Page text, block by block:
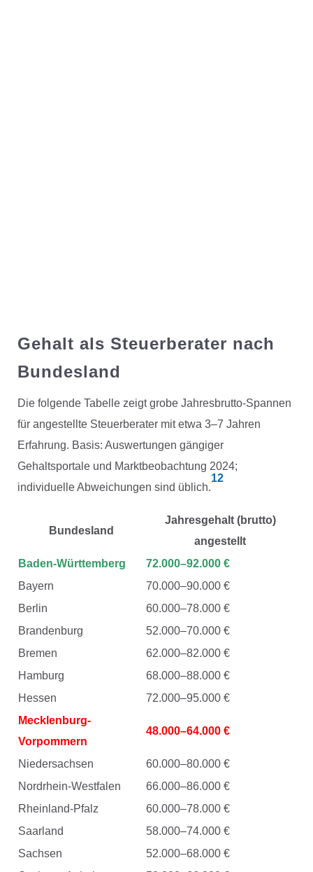
Gehalt als Steuerberater nach
Bundesland
Die folgende Tabelle zeigt grobe Jahresbrutto-Spannen
für angestellte Steuerberater mit etwa 3–7 Jahren
Erfahrung. Basis: Auswertungen gängiger
Gehaltsportale und Marktbeobachtung 2024;
individuelle Abweichungen sind üblich.
12
Bundesland
Jahresgehalt (brutto)
angestellt
Baden-Württemberg
72.000–92.000 €
Bayern
70.000–90.000 €
Berlin
60.000–78.000 €
Brandenburg
52.000–70.000 €
Bremen
62.000–82.000 €
Hamburg
68.000–88.000 €
Hessen
72.000–95.000 €
Mecklenburg-
Vorpommern
48.000–64.000 €
Niedersachsen
60.000–80.000 €
Nordrhein-Westfalen
66.000–86.000 €
Rheinland-Pfalz
60.000–78.000 €
Saarland
58.000–74.000 €
Sachsen
52.000–68.000 €